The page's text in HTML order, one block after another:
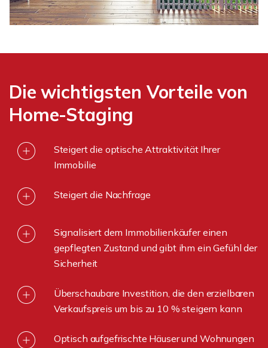
Die wichtigsten Vorteile von
Home-Staging
Steigert die optische Attraktivität Ihrer
Immobilie
Steigert die Nachfrage
Signalisiert dem Immobilienkäufer einen
gepflegten Zustand und gibt ihm ein Gefühl der
Sicherheit
Überschaubare Investition, die den erzielbaren
Verkaufspreis um bis zu 10 % steigern kann
Optisch aufgefrischte Häuser und Wohnungen